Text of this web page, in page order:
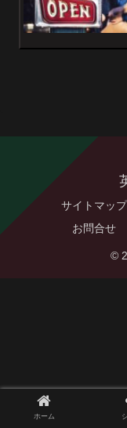
サイトマップ
お問合せ
©
ホーム